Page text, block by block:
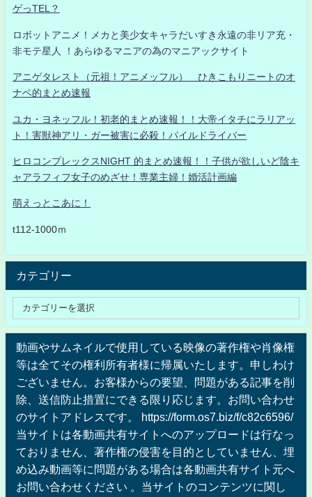
ゲっTEL？
ロボットアニメ！メカと美少女キャラだいすき永遠の非リア充・
非モテ星人 ！あらゆるマニアの為のマニアックサイト
アニゲタレスト（元祖！アニメッフル） ひきこもりニートのオ
ナベ的まとめ速報
ユカ・ヨネッフル！初老的まとめ速報！！大帝イタチにラリアッ
ト！害獣神アリ・ガー被害に必殺！パイルドライバー
ヒロコンプレックスNIGHT 的まとめ速報！！子供が欲しいど陰キ
ャアラフィフ女子のめざせ！専業主婦！婚活計画編
萌えっとこあに！
t112-1000ｍ
カテゴリー
動画やサムネイルで使用している映像の著作権や肖像権
等は全てその権利所有者様に帰属いたします。申しわけ
ございません。お客様からの要望、問題がある記事を削
除、送信防止措置にできる限り応じます。お問い合わせ
のサイトアドレスです。 https://form.os7.biz/f/c82c6596/
当サイトは各動画共有サイトへのアップロードは行なっ
ておりません、著作権の侵害を目的としていません、埋
め込み動画等に問題がある場合は各動画共有サイト元へ
お問い合わせください 。当サイトのコンテンツに関し